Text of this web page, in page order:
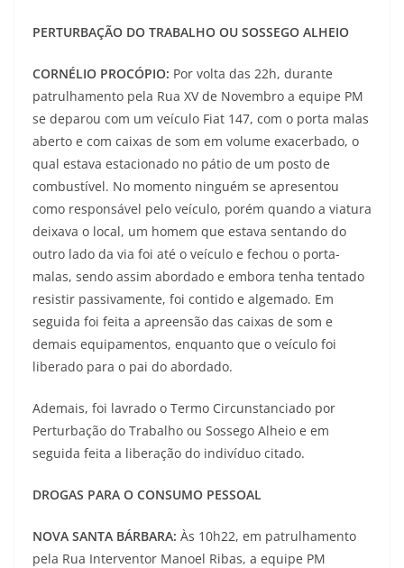
PERTURBAÇÃO DO TRABALHO OU SOSSEGO ALHEIO
CORNÉLIO PROCÓPIO: Por volta das 22h, durante
patrulhamento pela Rua XV de Novembro a equipe PM
se deparou com um veículo Fiat 147, com o porta malas
aberto e com caixas de som em volume exacerbado, o
qual estava estacionado no pátio de um posto de
combustível. No momento ninguém se apresentou
como responsável pelo veículo, porém quando a viatura
deixava o local, um homem que estava sentando do
outro lado da via foi até o veículo e fechou o porta-
malas, sendo assim abordado e embora tenha tentado
resistir passivamente, foi contido e algemado. Em
seguida foi feita a apreensão das caixas de som e
demais equipamentos, enquanto que o veículo foi
liberado para o pai do abordado.
Ademais, foi lavrado o Termo Circunstanciado por
Perturbação do Trabalho ou Sossego Alheio e em
seguida feita a liberação do indivíduo citado.
DROGAS PARA O CONSUMO PESSOAL
NOVA SANTA BÁRBARA: Às 10h22, em patrulhamento
pela Rua Interventor Manoel Ribas, a equipe PM